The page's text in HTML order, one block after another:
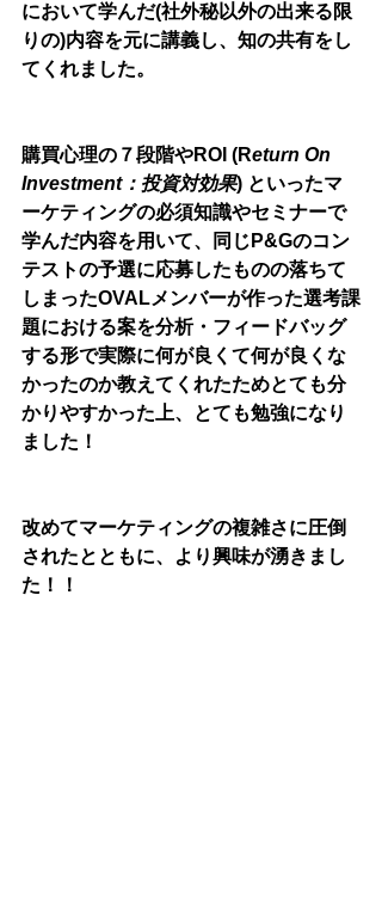
において学んだ(社外秘以外の出来る限
りの)内容を元に講義し、知の共有をし
てくれました。
購買心理の７段階やROI (Return On
Investment：投資対効果) といったマ
ーケティングの必須知識やセミナーで
学んだ内容を用いて、同じP&Gのコン
テストの予選に応募したものの落ちて
しまったOVALメンバーが作った選考課
題における案を分析・フィードバッグ
する形で実際に何が良くて何が良くな
かったのか教えてくれたためとても分
かりやすかった上、とても勉強になり
ました！
改めてマーケティングの複雑さに圧倒
されたとともに、より興味が湧きまし
た！！